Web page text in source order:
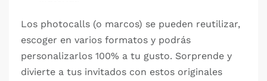
Los photocalls (o marcos) se pueden reutilizar,
escoger en varios formatos y podrás
personalizarlos 100% a tu gusto. Sorprende y
divierte a tus invitados con estos originales